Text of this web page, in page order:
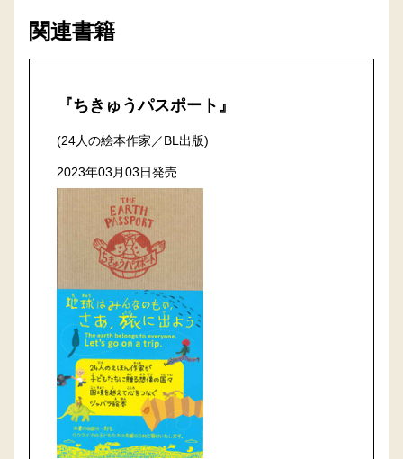
関連書籍
『ちきゅうパスポート』
(24人の絵本作家／BL出版)
2023年03月03日発売